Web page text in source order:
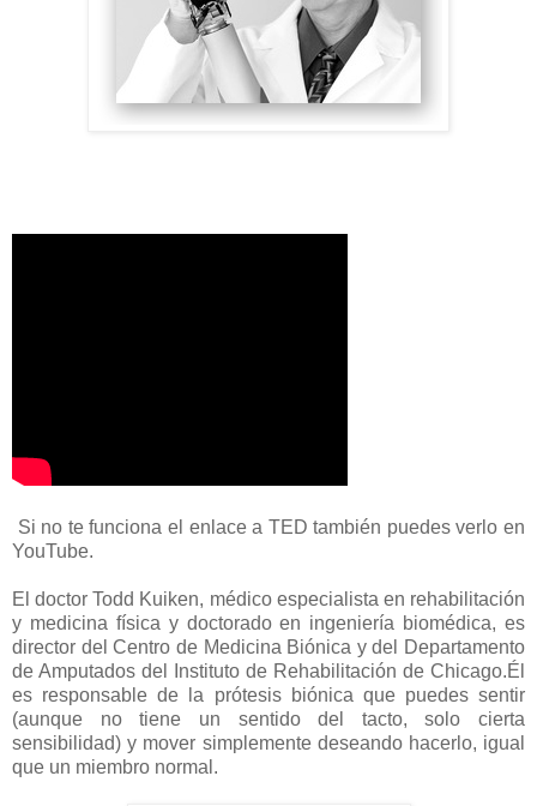
Si no te funciona el enlace a TED también puedes verlo en
YouTube.
El doctor Todd Kuiken, médico especialista en rehabilitación
y medicina física y doctorado en ingeniería biomédica, es
director del Centro de Medicina Biónica y del Departamento
de Amputados del Instituto de Rehabilitación de Chicago.Él
es responsable de la prótesis biónica que puedes sentir
(aunque no tiene un sentido del tacto, solo cierta
sensibilidad) y mover simplemente deseando hacerlo, igual
que un miembro normal.